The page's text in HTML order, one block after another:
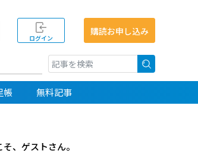
ログイン
購読お申し込み
帳 無料記事
加
そ、ゲストさん。